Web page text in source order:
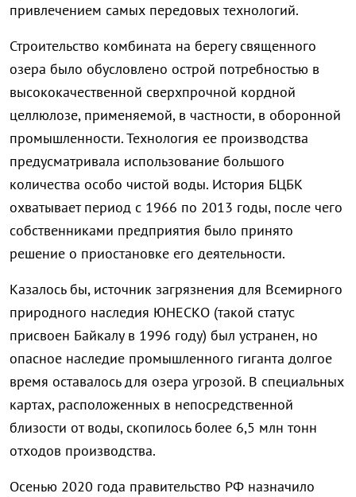
привлечением самых передовых технологий.
Строительство комбината на берегу священного
озера было обусловлено острой потребностью в
высококачественной сверхпрочной кордной
целлюлозе, применяемой, в частности, в оборонной
промышленности. Технология ее производства
предусматривала использование большого
количества особо чистой воды. История БЦБК
охватывает период с 1966 по 2013 годы, после чего
собственниками предприятия было принято
решение о приостановке его деятельности.
Казалось бы, источник загрязнения для Всемирного
природного наследия ЮНЕСКО (такой статус
присвоен Байкалу в 1996 году) был устранен, но
опасное наследие промышленного гиганта долгое
время оставалось для озера угрозой. В специальных
картах, расположенных в непосредственной
близости от воды, скопилось более 6,5 млн тонн
отходов производства.
Осенью 2020 года правительство РФ назначило